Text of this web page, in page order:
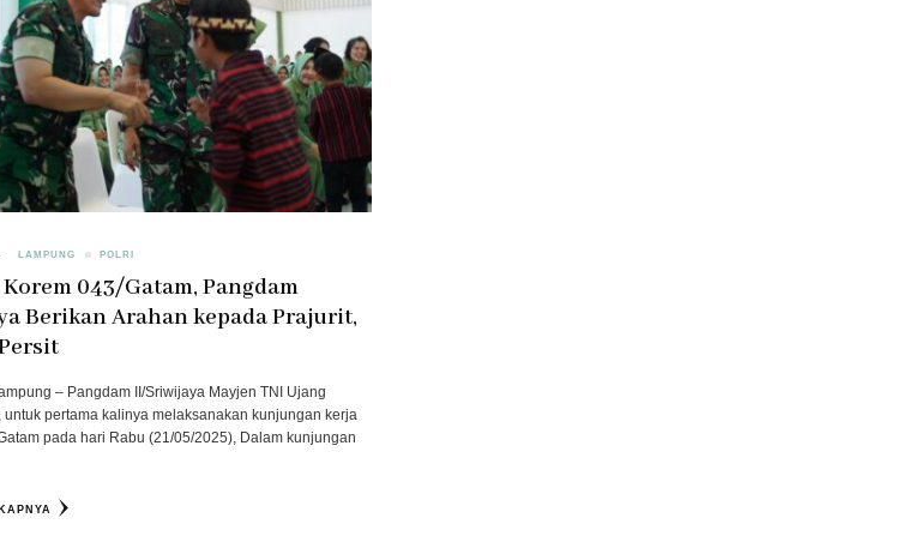
LAMPUNG POLRI
043/Gatam, Pangdam
Berikan Arahan kepada Prajurit,
– Pangdam II/Sriwijaya Mayjen TNI Ujang
untuk pertama kalinya melaksanakan kunjungan kerja
pada hari Rabu (21/05/2025), Dalam kunjungan